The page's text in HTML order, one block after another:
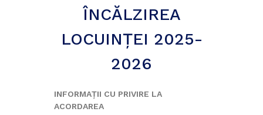
ÎNCĂLZIREA
LOCUINȚEI 2025-
2026
INFORMAȚII CU PRIVIRE LA
ACORDAREA